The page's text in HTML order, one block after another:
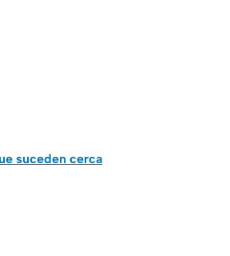
suceden cerca